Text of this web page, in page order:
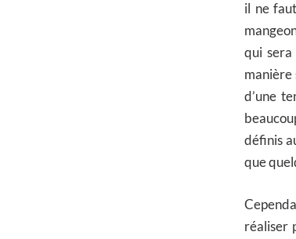
il ne
qui
manière
d’une
définis
que
réaliser